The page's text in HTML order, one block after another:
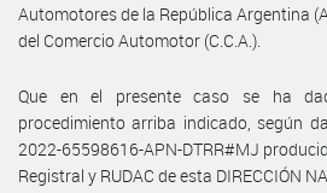
Automotores de la República Argentina
del Comercio Automotor (C.C.A.).
Que en el presente caso se ha
procedimiento arriba indicado, según
2022-65598616-APN-DTRR#MJ
Registral y RUDAC de esta DIRECCIÓN